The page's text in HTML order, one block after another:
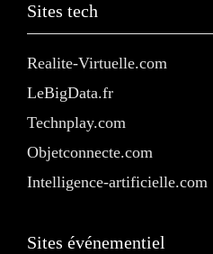
Sites tech
Realite-Virtuelle.com
LeBigData.fr
Technplay.com
Objetconnecte.com
Intelligence-artificielle.com
Sites événementiel